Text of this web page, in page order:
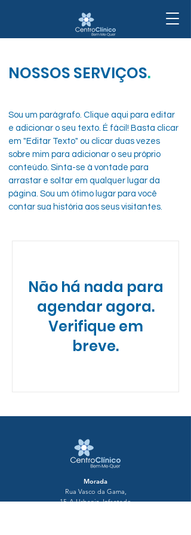
NOSSOS SERVIÇOS.
Sou um parágrafo. Clique aqui para editar
e adicionar o seu texto. É fácil! Basta clicar
em "Editar Texto" ou clicar duas vezes
sobre mim para adicionar o seu próprio
conteúdo. Sinta-se à vontade para
arrastar e soltar em qualquer lugar da
página. Sou um ótimo lugar para você
contar sua história aos seus visitantes.
Não há nada para
agendar agora.
Verifique em
breve.
Morada
Rua Vasco da Gama,
15-A Urbaniz. Infantado